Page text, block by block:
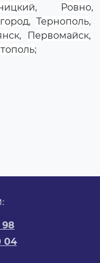
, Ровно,
, Тернополь,
, Первомайск,
;
98
04